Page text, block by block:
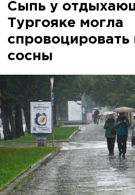
Сыпь у
Тургояке могла
спровоцировать
сосны